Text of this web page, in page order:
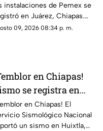
Chiapas
instalaciones de Pemex se
en Juárez, Chiapas.
de los detalles y el
09, 2026 08:34 p. m.
en Chiapas!
se registra en
HOY: epicentro
en Chiapas! El
Sismológico Nacional
un sismo en Huixtla,